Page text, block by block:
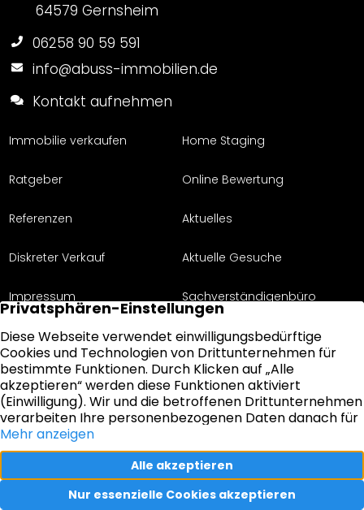
64579 Gernsheim
06258 90 59 591
info@abuss-immobilien.de
Kontakt aufnehmen
Immobilie verkaufen Home Staging
Ratgeber Online Bewertung
Referenzen Aktuelles
Diskreter Verkauf Aktuelle Gesuche
Impressum Sachverständigenbüro
Über uns Datenschutz
Abuss Immobilien & Sachverständigenbüro – Ihr
Immobilienmakler in Gernsheim